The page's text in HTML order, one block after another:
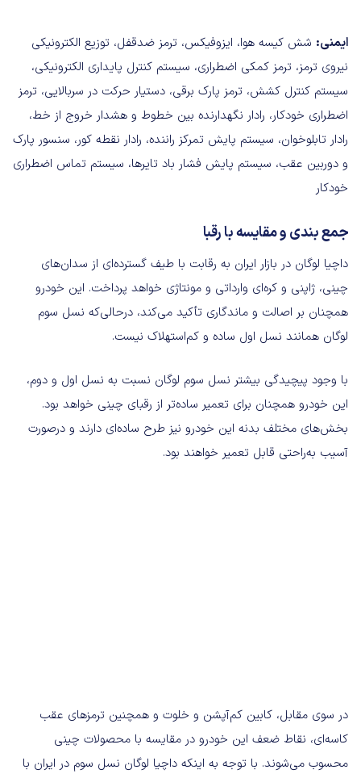
ایمنی: شش کیسه هوا، ایزوفیکس، ترمز ضدقفل، توزیع الکترونیکی
نیروی ترمز، ترمز کمکی اضطراری، سیستم کنترل پایداری الکترونیکی،
سیستم کنترل کشش، ترمز پارک برقی، دستیار حرکت در سربالایی، ترمز
اضطراری خودکار، رادار نگهدارنده بین خطوط و هشدار خروج از خط،
رادار تابلوخوان، سیستم پایش تمرکز راننده، رادار نقطه کور، سنسور پارک
و دوربین عقب، سیستم پایش فشار باد تایرها، سیستم تماس اضطراری
خودکار
جمع بندی و مقایسه با رقبا
داچیا لوگان در بازار ایران به رقابت با طیف گسترده‌ای از سدان‌های
چینی، ژاپنی و کره‌ای وارداتی و مونتاژی خواهد پرداخت. این خودرو
همچنان بر اصالت و ماندگاری تأکید می‌کند، درحالی‌که نسل سوم
لوگان همانند نسل اول ساده و کم‌استهلاک نیست.
با وجود پیچیدگی بیشتر نسل سوم لوگان نسبت به نسل اول و دوم،
این خودرو همچنان برای تعمیر ساده‌تر از رقبای چینی خواهد بود.
بخش‌های مختلف بدنه این خودرو نیز طرح ساده‌ای دارند و درصورت
آسیب به‌راحتی قابل تعمیر خواهند بود.
در سوی مقابل، کابین کم‌آپشن و خلوت و همچنین ترمزهای عقب
کاسه‌ای، نقاط ضعف این خودرو در مقایسه با محصولات چینی
محسوب می‌شوند. با توجه به اینکه داچیا لوگان نسل سوم در ایران با